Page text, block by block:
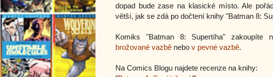
dopad bude zase na klasické místo. Ale
větší, jak se zdá po dočtení knihy "Batman 8:
Komiks "Batman 8: Supertíha" zakoupíte
brožované vazbě nebo v pevné vazbě.
Na Comics Blogu najdete recenze na knihy: